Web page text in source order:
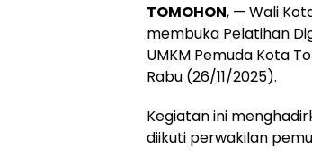
TOMOHON, — Wali
membuka Pelatihan
UMKM Pemuda Kota
Rabu (26/11/2025).
Kegiatan ini
diikuti perwakilan